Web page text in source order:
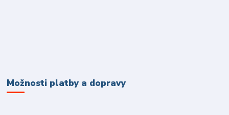
Možnosti platby a dopravy